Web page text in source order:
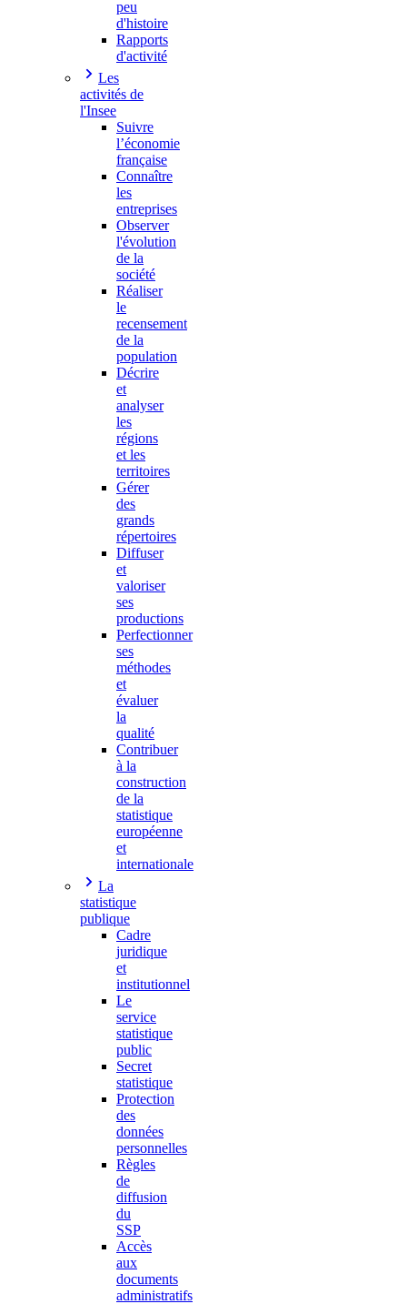
peu
d'histoire
Rapports
d'activité
Les
activités de
l'Insee
Suivre
l’économie
française
Connaître
les
entreprises
Observer
l'évolution
de la
société
Réaliser
le
recensement
de la
population
Décrire
et
analyser
les
régions
et les
territoires
Gérer
des
grands
répertoires
Diffuser
et
valoriser
ses
productions
Perfectionner
ses
méthodes
et
évaluer
la
qualité
Contribuer
à la
construction
de la
statistique
européenne
et
internationale
La
statistique
publique
Cadre
juridique
et
institutionnel
Le
service
statistique
public
Secret
statistique
Protection
des
données
personnelles
Règles
de
diffusion
du
SSP
Accès
aux
documents
administratifs